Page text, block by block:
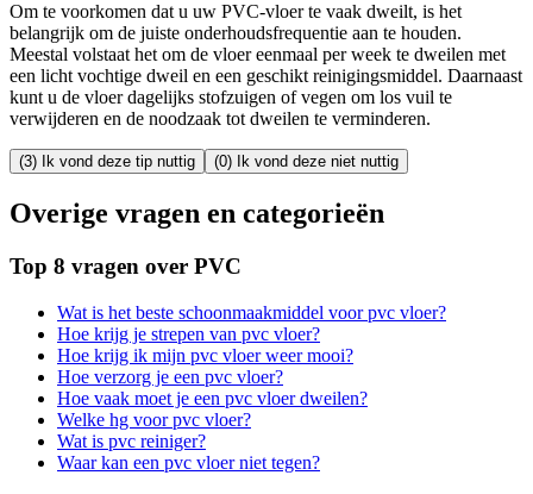
Om te voorkomen dat u uw PVC-vloer te vaak dweilt, is het
belangrijk om de juiste onderhoudsfrequentie aan te houden.
Meestal volstaat het om de vloer eenmaal per week te dweilen met
een licht vochtige dweil en een geschikt reinigingsmiddel. Daarnaast
kunt u de vloer dagelijks stofzuigen of vegen om los vuil te
verwijderen en de noodzaak tot dweilen te verminderen.
(3) Ik vond deze tip nuttig (0) Ik vond deze niet nuttig
Overige vragen en categorieën
Top 8 vragen over PVC
Wat is het beste schoonmaakmiddel voor pvc vloer?
Hoe krijg je strepen van pvc vloer?
Hoe krijg ik mijn pvc vloer weer mooi?
Hoe verzorg je een pvc vloer?
Hoe vaak moet je een pvc vloer dweilen?
Welke hg voor pvc vloer?
Wat is pvc reiniger?
Waar kan een pvc vloer niet tegen?